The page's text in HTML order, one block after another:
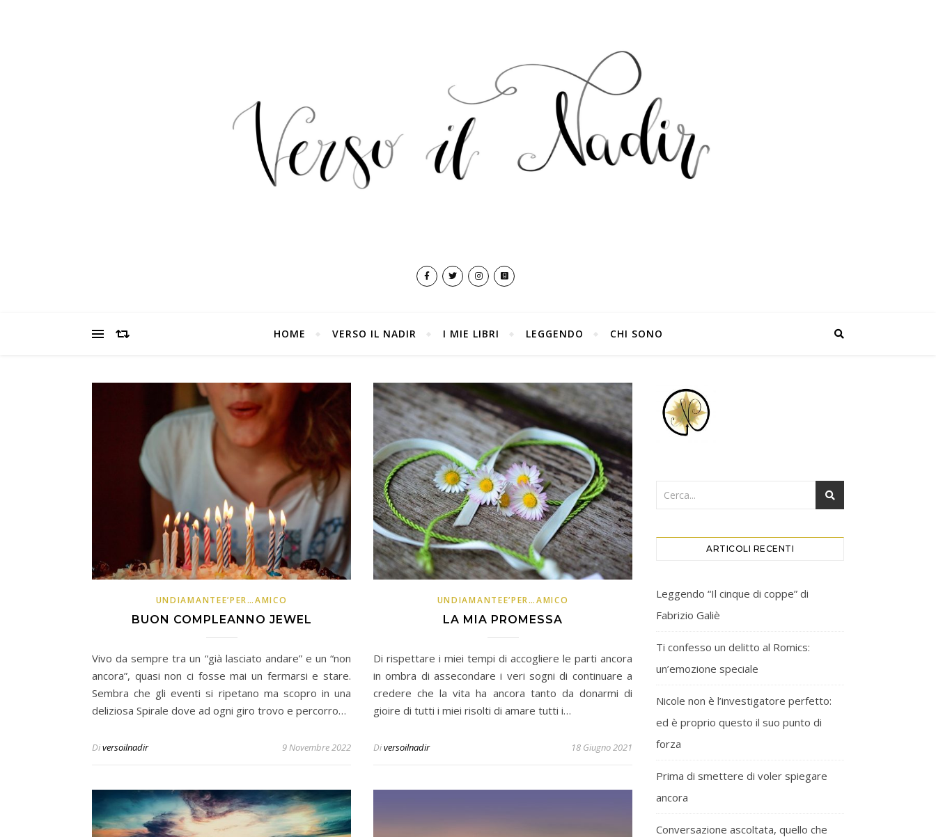
HOME VERSO IL NADIR I MIE LIBRI LEGGENDO CHI SONO
UNDIAMANTEE’PER…AMICO
BUON COMPLEANNO JEWEL
Vivo da sempre tra un “già lasciato andare” e un “non
ancora”, quasi non ci fosse mai un fermarsi e stare.
Sembra che gli eventi si ripetano ma scopro in una
deliziosa Spirale dove ad ogni giro trovo e percorro…
Diversoilnadir 9 Novembre 2022
UNDIAMANTEE’PER…AMICO
LA MIA PROMESSA
Di rispettare i miei tempi di accogliere le parti ancora
in ombra di assecondare i veri sogni di continuare a
credere che la vita ha ancora tanto da donarmi di
gioire di tutti i miei risolti di amare tutti i…
Diversoilnadir 18 Giugno 2021
ARTICOLI RECENTI
Leggendo “Il cinque di coppe” di
Fabrizio Galiè
Ti confesso un delitto al Romics:
un’emozione speciale
Nicole non è l’investigatore perfetto:
ed è proprio questo il suo punto di
forza
Prima di smettere di voler spiegare
ancora
Conversazione ascoltata, quello che